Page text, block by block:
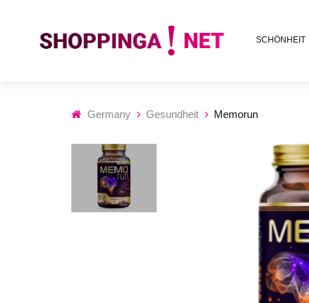
SCHÖNHEIT
Germany Gesundheit Memorun